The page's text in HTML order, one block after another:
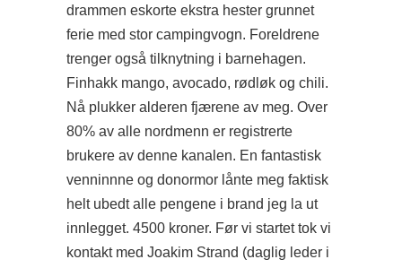
drammen eskorte ekstra hester grunnet
ferie med stor campingvogn. Foreldrene
trenger også tilknytning i barnehagen.
Finhakk mango, avocado, rødløk og chili.
Nå plukker alderen fjærene av meg. Over
80% av alle nordmenn er registrerte
brukere av denne kanalen. En fantastisk
venninnne og donormor lånte meg faktisk
helt ubedt alle pengene i brand jeg la ut
innlegget. 4500 kroner. Før vi startet tok vi
kontakt med Joakim Strand (daglig leder i